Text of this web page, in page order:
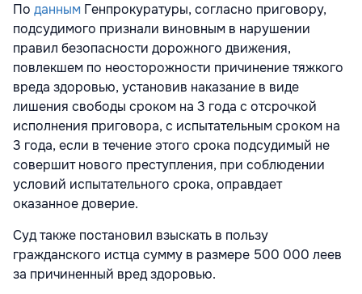
По данным Генпрокуратуры, согласно приговору,
подсудимого признали виновным в нарушении
правил безопасности дорожного движения,
повлекшем по неосторожности причинение тяжкого
вреда здоровью, установив наказание в виде
лишения свободы сроком на 3 года с отсрочкой
исполнения приговора, с испытательным сроком на
3 года, если в течение этого срока подсудимый не
совершит нового преступления, при соблюдении
условий испытательного срока, оправдает
оказанное доверие.
Суд также постановил взыскать в пользу
гражданского истца сумму в размере 500 000 леев
за причиненный вред здоровью.